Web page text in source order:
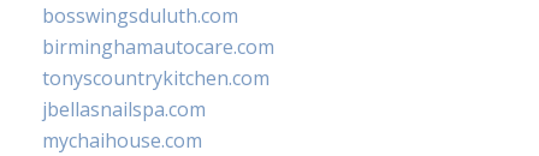
bosswingsduluth.com
birminghamautocare.com
tonyscountrykitchen.com
jbellasnailspa.com
mychaihouse.com